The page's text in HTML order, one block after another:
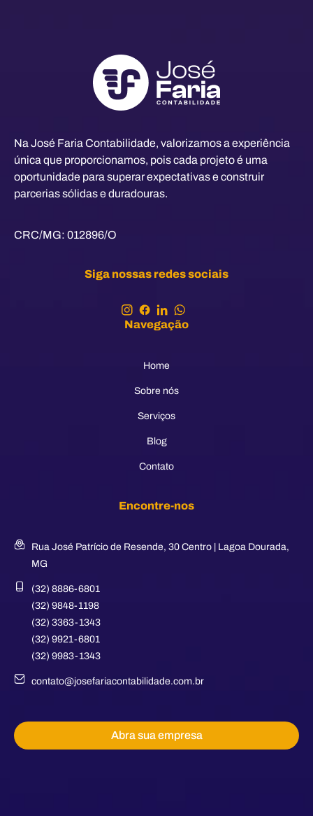
Na José Faria Contabilidade, valorizamos a experiência
única que proporcionamos, pois cada projeto é uma
oportunidade para superar expectativas e construir
parcerias sólidas e duradouras.
CRC/MG: 012896/O
Siga nossas redes sociais
Navegação
Home
Sobre nós
Serviços
Blog
Contato
Encontre-nos
Rua José Patrício de Resende, 30 Centro | Lagoa Dourada,
MG
(32) 8886-6801
(32) 9848-1198
(32) 3363-1343
(32) 9921-6801
(32) 9983-1343
contato@josefariacontabilidade.com.br
Abra sua empresa